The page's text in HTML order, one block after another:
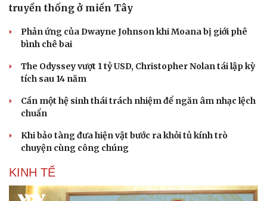
truyền thống ở miền Tây
Phản ứng của Dwayne Johnson khi Moana bị giới phê
bình chê bai
The Odyssey vượt 1 tỷ USD, Christopher Nolan tái lập kỳ
tích sau 14 năm
Cần một hệ sinh thái trách nhiệm để ngăn âm nhạc lệch
chuẩn
Khi bảo tàng đưa hiện vật bước ra khỏi tủ kính trò
chuyện cùng công chúng
KINH TẾ